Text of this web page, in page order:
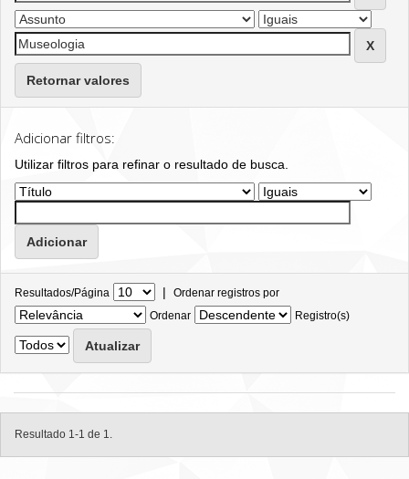
Retornar valores
Adicionar filtros:
Utilizar filtros para refinar o resultado de busca.
Resultados/Página | Ordenar registros por
Ordenar
Registro(s)
Resultado 1-1 de 1.